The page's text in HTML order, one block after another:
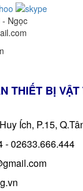
Ngọc
THIẾT BỊ
Ích, P.15,
- 02633.666.444